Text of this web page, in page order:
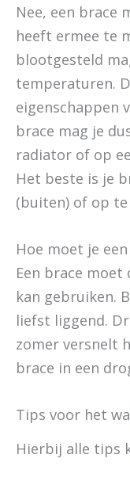
Nee, een brace
heeft ermee te
blootgesteld
temperaturen.
eigenschappen
brace mag je
radiator of op
Het beste is je
(buiten) of op
Hoe moet je
Een brace
kan gebruiken.
liefst liggend.
zomer versnelt
brace in een
Tips voor het
Hierbij alle tips